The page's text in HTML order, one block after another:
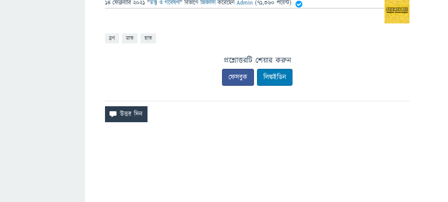
14 ফেব্রুয়ারি 2021 "তত্ত্ব ও গবেষণা" বিভাগে জিজ্ঞাসাকরেছেনAdmin (71,360 পয়েন্ট)
ব্রণ রাত হাত
প্রশ্নোত্তরটি শেয়ার করুন
ফেসবুক লিঙ্কইডিন